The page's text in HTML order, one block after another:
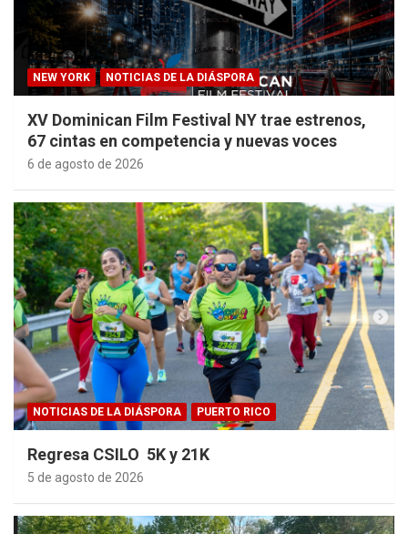
NEW YORK NOTICIAS DE LA DIÁSPORA
XV Dominican Film Festival NY trae estrenos,
67 cintas en competencia y nuevas voces
6 de agosto de 2026
NOTICIAS DE LA DIÁSPORA PUERTO RICO
Regresa CSILO 5K y 21K
5 de agosto de 2026